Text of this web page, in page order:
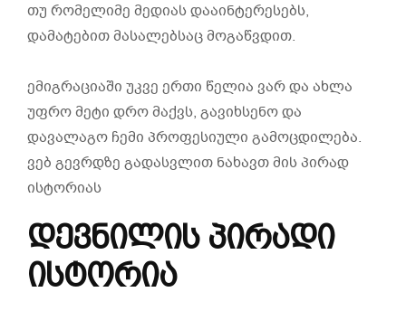
თუ რომელიმე მედიას დააინტერესებს,
დამატებით მასალებსაც მოგაწვდით.
ემიგრაციაში უკვე ერთი წელია ვარ და ახლა
უფრო მეტი დრო მაქვს, გავიხსენო და
დავალაგო ჩემი პროფესიული გამოცდილება.
ვებ გევრდზე გადასვლით ნახავთ მის პირად
ისტორიას
დევნილის პირადი
ისტორია